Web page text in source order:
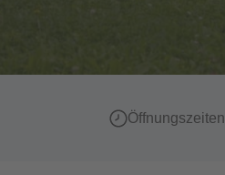
Öffnungszeiten